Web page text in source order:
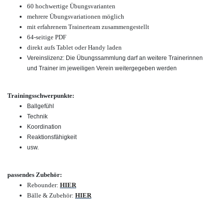
60 hochwertige Übungsvarianten
mehrere Übungsvariationen möglich
mit erfahrenem Trainerteam zusammengestellt
64-seitige PDF
direkt aufs Tablet oder Handy laden
Vereinslizenz: Die Übungssammlung darf an weitere Trainerinnen
und Trainer im jeweiligen Verein weitergegeben werden
Trainingsschwerpunkte:
Ballgefühl
Technik
Koordination
Reaktionsfähigkeit
usw.
passendes Zubehör:
Rebounder: HIER
Bälle & Zubehör: HIER